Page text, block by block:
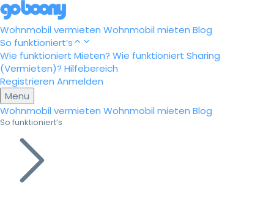
Wohnmobil vermieten Wohnmobil mieten Blog
So funktioniert’s
Wie funktioniert Mieten? Wie funktioniert Sharing
(Vermieten)? Hilfebereich
Registrieren Anmelden
Menu
Wohnmobil vermieten Wohnmobil mieten Blog
So funktioniert’s